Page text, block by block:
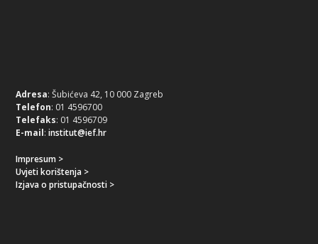
Adresa: Šubićeva 42, 10 000 Zagreb
Telefon: 01 4596700
Telefaks: 01 4596709
E-mail:institut@ief.hr
Impresum >
Uvjeti korištenja >
Izjava o pristupačnosti >